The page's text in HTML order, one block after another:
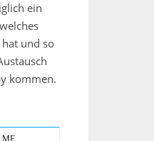
ein
und so
kommen.
ME